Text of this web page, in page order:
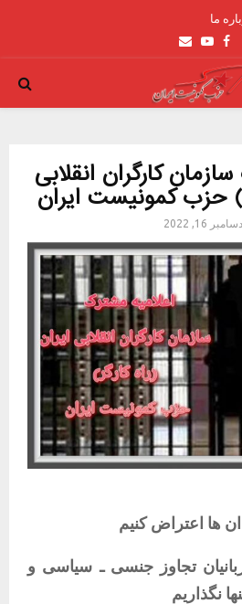
ما
Facebook
Youtube
Email
کارگران انقلابی
حزب کمونیست ایران
دسامبر 16, 2022
ها اعتراض کنیم
تجاوز جنسی ـ سیاسی و
نگذاریم